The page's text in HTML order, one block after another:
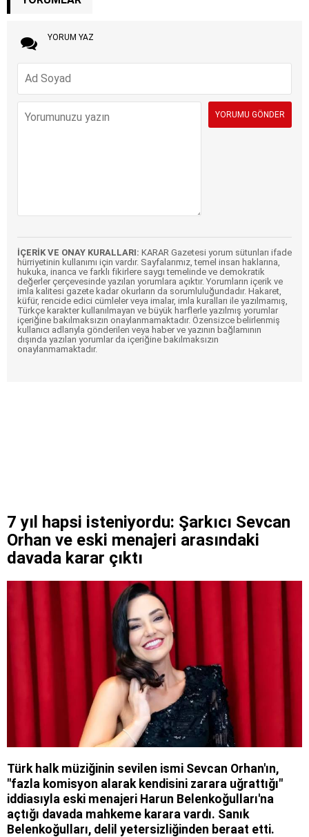
YORUM YAZ
İÇERİK VE ONAY KURALLARI: KARAR Gazetesi yorum sütunları ifade
hürriyetinin kullanımı için vardır. Sayfalarımız, temel insan haklarına,
hukuka, inanca ve farklı fikirlere saygı temelinde ve demokratik
değerler çerçevesinde yazılan yorumlara açıktır. Yorumların içerik ve
imla kalitesi gazete kadar okurların da sorumluluğundadır. Hakaret,
küfür, rencide edici cümleler veya imalar, imla kuralları ile yazılmamış,
Türkçe karakter kullanılmayan ve büyük harflerle yazılmış yorumlar
içeriğine bakılmaksızın onaylanmamaktadır. Özensizce belirlenmiş
kullanıcı adlarıyla gönderilen veya haber ve yazının bağlamının
dışında yazılan yorumlar da içeriğine bakılmaksızın
onaylanmamaktadır.
7 yıl hapsi isteniyordu: Şarkıcı Sevcan
Orhan ve eski menajeri arasındaki
davada karar çıktı
Türk halk müziğinin sevilen ismi Sevcan Orhan'ın,
"fazla komisyon alarak kendisini zarara uğrattığı"
iddiasıyla eski menajeri Harun Belenkoğulları'na
açtığı davada mahkeme karara vardı. Sanık
Belenkoğulları, delil yetersizliğinden beraat etti.